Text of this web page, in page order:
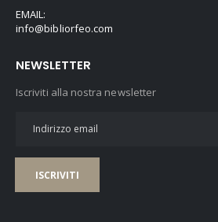
EMAIL:
info@bibliorfeo.com
NEWSLETTER
Iscriviti alla nostra newsletter
ISCRIVITI